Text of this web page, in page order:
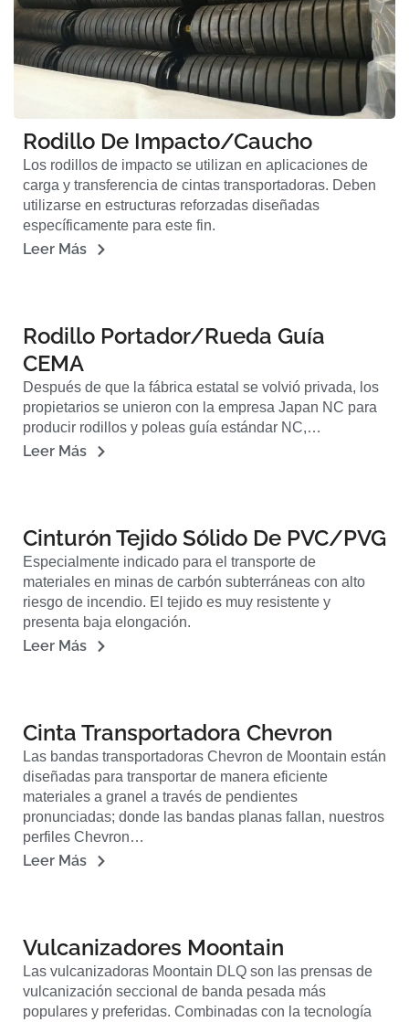
Rodillo De Impacto/caucho
Los rodillos de impacto se utilizan en aplicaciones de
carga y transferencia de cintas transportadoras. Deben
utilizarse en estructuras reforzadas diseñadas
específicamente para este fin.
Leer Más
Rodillo Portador/rueda Guía
CEMA
Después de que la fábrica estatal se volvió privada, los
propietarios se unieron con la empresa Japan NC para
producir rodillos y poleas guía estándar NC,…
Leer Más
Cinturón Tejido Sólido De PVC/PVG
Especialmente indicado para el transporte de
materiales en minas de carbón subterráneas con alto
riesgo de incendio. El tejido es muy resistente y
presenta baja elongación.
Leer Más
Cinta Transportadora Chevron
Las bandas transportadoras Chevron de Moontain están
diseñadas para transportar de manera eficiente
materiales a granel a través de pendientes
pronunciadas; donde las bandas planas fallan, nuestros
perfiles Chevron…
Leer Más
Vulcanizadores Moontain
Las vulcanizadoras Moontain DLQ son las prensas de
vulcanización seccional de banda pesada más
populares y preferidas. Combinadas con la tecnología